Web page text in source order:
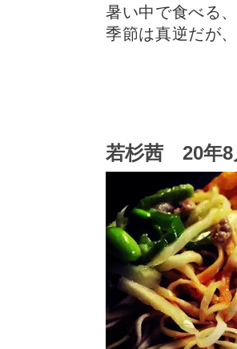
暑い中で食べる
季節は真逆だが
若杉茜 20年8